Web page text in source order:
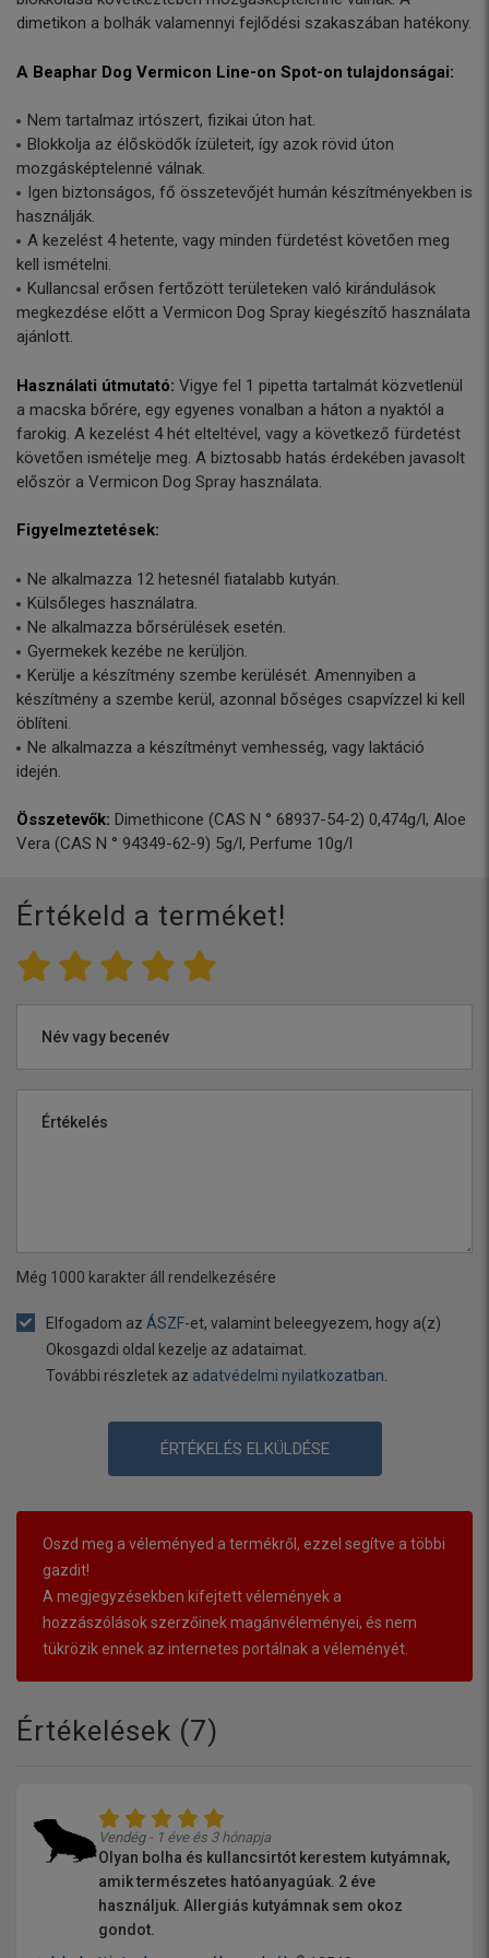
dimetikon a bolhák valamennyi fejlődési szakaszában hatékony.
A Beaphar Dog Vermicon Line-on Spot-on tulajdonságai:
Nem tartalmaz irtószert, fizikai úton hat.
Blokkolja az élősködők ízületeit, így azok rövid úton
mozgásképtelenné válnak.
Igen biztonságos, fő összetevőjét humán készítményekben is
használják.
A kezelést 4 hetente, vagy minden fürdetést követően meg
kell ismételni.
Kullancsal erősen fertőzött területeken való kirándulások
megkezdése előtt a Vermicon Dog Spray kiegészítő használata
ajánlott.
Használati útmutató: Vigye fel 1 pipetta tartalmát közvetlenül
a macska bőrére, egy egyenes vonalban a háton a nyaktól a
farokig. A kezelést 4 hét elteltével, vagy a következő fürdetést
követően ismételje meg. A biztosabb hatás érdekében javasolt
először a Vermicon Dog Spray használata.
Figyelmeztetések:
Ne alkalmazza 12 hetesnél fiatalabb kutyán.
Külsőleges használatra.
Ne alkalmazza bőrsérülések esetén.
Gyermekek kezébe ne kerüljön.
Kerülje a készítmény szembe kerülését. Amennyiben a
készítmény a szembe kerül, azonnal bőséges csapvízzel ki kell
öblíteni.
Ne alkalmazza a készítményt vemhesség, vagy laktáció
idején.
Összetevők: Dimethicone (CAS N ° 68937-54-2) 0,474g/l, Aloe
Vera (CAS N ° 94349-62-9) 5g/l, Perfume 10g/l
Értékeld a terméket!
Név vagy becenév
Értékelés
Még 1000 karakter áll rendelkezésére
Elfogadom az ÁSZF-et, valamint beleegyezem, hogy a(z)
Okosgazdi oldal kezelje az adataimat.
További részletek az adatvédelmi nyilatkozatban.
ÉRTÉKELÉS ELKÜLDÉSE
Oszd meg a véleményed a termékről, ezzel segítve a többi
gazdit!
A megjegyzésekben kifejtett vélemények a
hozzászólások szerzőinek magánvéleményei, és nem
tükrözik ennek az internetes portálnak a véleményét.
Értékelések (7)
Vendég - 1 éve és 3 hónapja
Olyan bolha és kullancsirtót kerestem kutyámnak,
amik természetes hatóanyagúak. 2 éve
használjuk. Allergiás kutyámnak sem okoz
gondot.